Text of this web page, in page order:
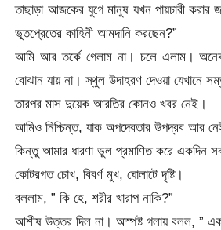
তাছাড়া আজকের যুগে মানুষ যখন পায়চারী করার
ভূতপ্রেতের কাহিনী আমদানি করছেন?”
আমি আর তর্কে গেলাম না। চলে এলাম।
বোঝান যায় না। স্থুল উদাহরণ দেওয়া যেখানে
তারপর মাস দুয়েক আরতির কোনও খবর নেই।
আমিও নিশ্চিন্ত, যাক অপদেবতার উপদ্রব আর
কিন্তু আমার ধারণা ভুল প্রমাণিত করে একদিন
কোটরগত চোখ, বিবর্ণ মুখ, ঘোলাটে দৃষ্টি।
বললাম, ” কি হে, শরীর খারাপ নাকি?”
আশীষ উত্তর দিল না। অস্পষ্ট গলায় বলল, ”